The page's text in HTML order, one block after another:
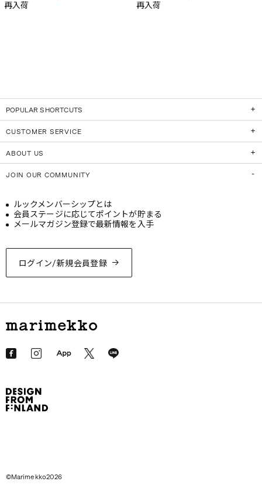
再入荷
再入荷
POPULAR SHORTCUTS
CUSTOMER SERVICE
ABOUT US
JOIN OUR COMMUNITY
ログイン/新規会員登録
ルックメンバーシップとは
会員ステージに応じてポイントが貯まる
メールマガジン登録で最新情報を入手
©Marimekko2026